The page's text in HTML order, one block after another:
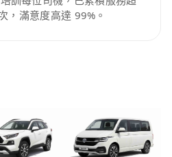
，滿意度高達 99%。